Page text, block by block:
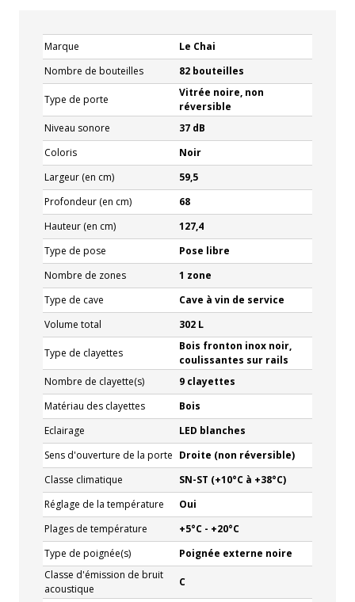
Marque
Le Chai
Nombre de bouteilles
82 bouteilles
Type de porte
Vitrée noire, non
réversible
Niveau sonore
37 dB
Coloris
Noir
Largeur (en cm)
59,5
Profondeur (en cm)
68
Hauteur (en cm)
127,4
Type de pose
Pose libre
Nombre de zones
1 zone
Type de cave
Cave à vin de service
Volume total
302 L
Type de clayettes
Bois fronton inox noir,
coulissantes sur rails
Nombre de clayette(s)
9 clayettes
Matériau des clayettes
Bois
Eclairage
LED blanches
Sens d'ouverture de la porte Droite (non réversible)
Classe climatique
SN-ST (+10°C à +38°C)
Réglage de la température
Oui
Plages de température
+5°C - +20°C
Type de poignée(s)
Poignée externe noire
Classe d'émission de bruit
acoustique
C